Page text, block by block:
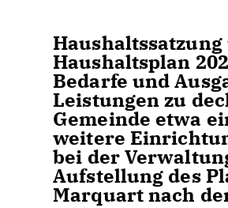
Haushaltsplan
Bedarfe und
Leistungen zu
Gemeinde etwa
weitere
bei der
Aufstellung des
Marquart nach